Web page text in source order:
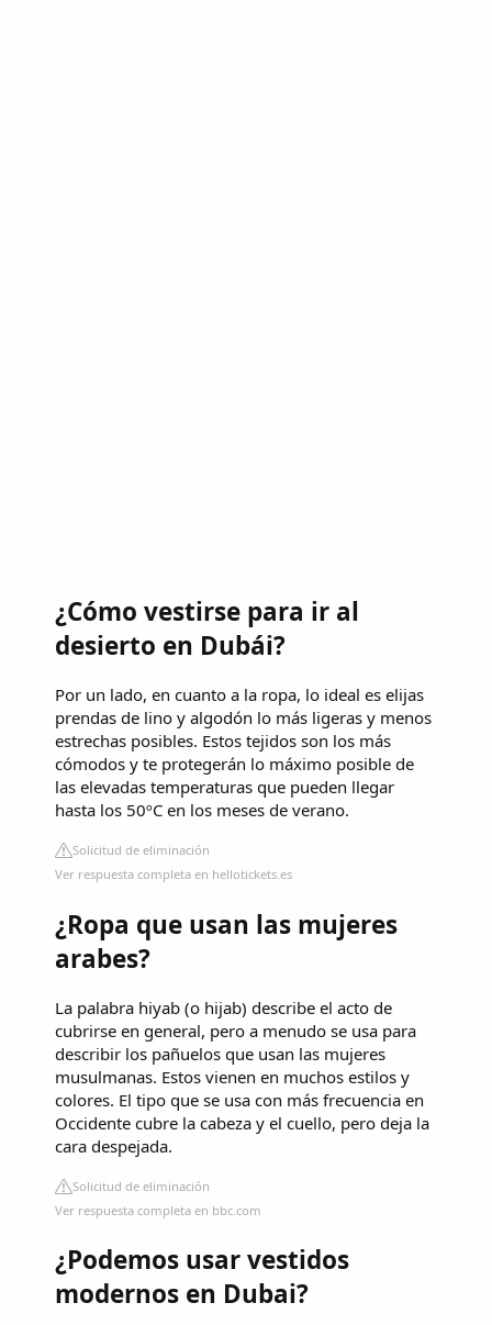
¿Cómo vestirse para ir al
desierto en Dubái?
Por un lado, en cuanto a la ropa, lo ideal es elijas
prendas de lino y algodón lo más ligeras y menos
estrechas posibles. Estos tejidos son los más
cómodos y te protegerán lo máximo posible de
las elevadas temperaturas que pueden llegar
hasta los 50ºC en los meses de verano.
Solicitud de eliminación
Ver respuesta completa en hellotickets.es
¿Ropa que usan las mujeres
arabes?
La palabra hiyab (o hijab) describe el acto de
cubrirse en general, pero a menudo se usa para
describir los pañuelos que usan las mujeres
musulmanas. Estos vienen en muchos estilos y
colores. El tipo que se usa con más frecuencia en
Occidente cubre la cabeza y el cuello, pero deja la
cara despejada.
Solicitud de eliminación
Ver respuesta completa en bbc.com
¿Podemos usar vestidos
modernos en Dubai?